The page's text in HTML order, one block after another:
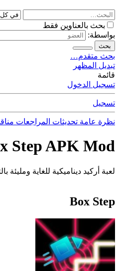
بحث بالعناوين فقط
بواسطة:
بحث
بحث متقدم…
تبديل المظهر
قائمة
تسجيل الدخول
تسجيل
نظرة عامة تحديثات المراجعات
Step APK Mod
لعبة أركيد ديناميكية للغاية ومليئة
Box Step